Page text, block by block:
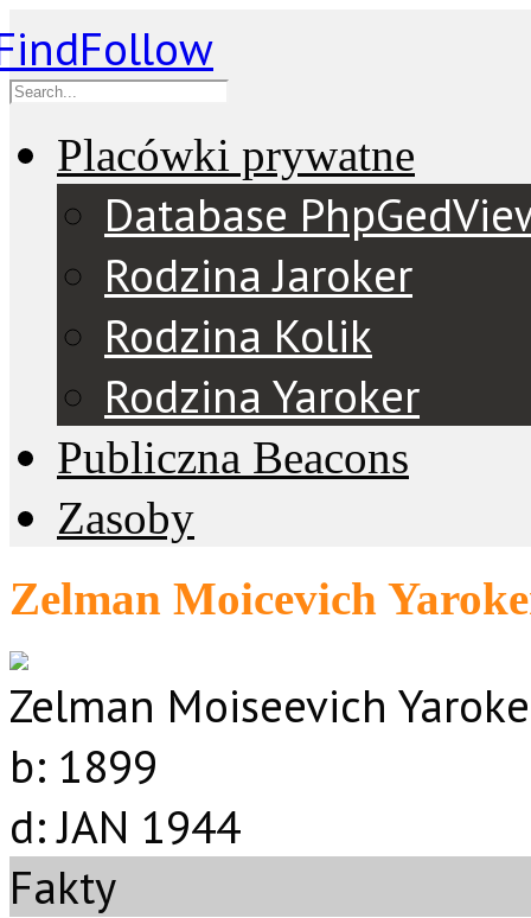
Placówki prywatne
Database
Rodzina Jaroker
Rodzina Kolik
Rodzina Yaroker
Publiczna Beacons
Zasoby
Zelman Moicevich
Zelman Moiseevich
b: 1899
d:JAN 1944
Fakty